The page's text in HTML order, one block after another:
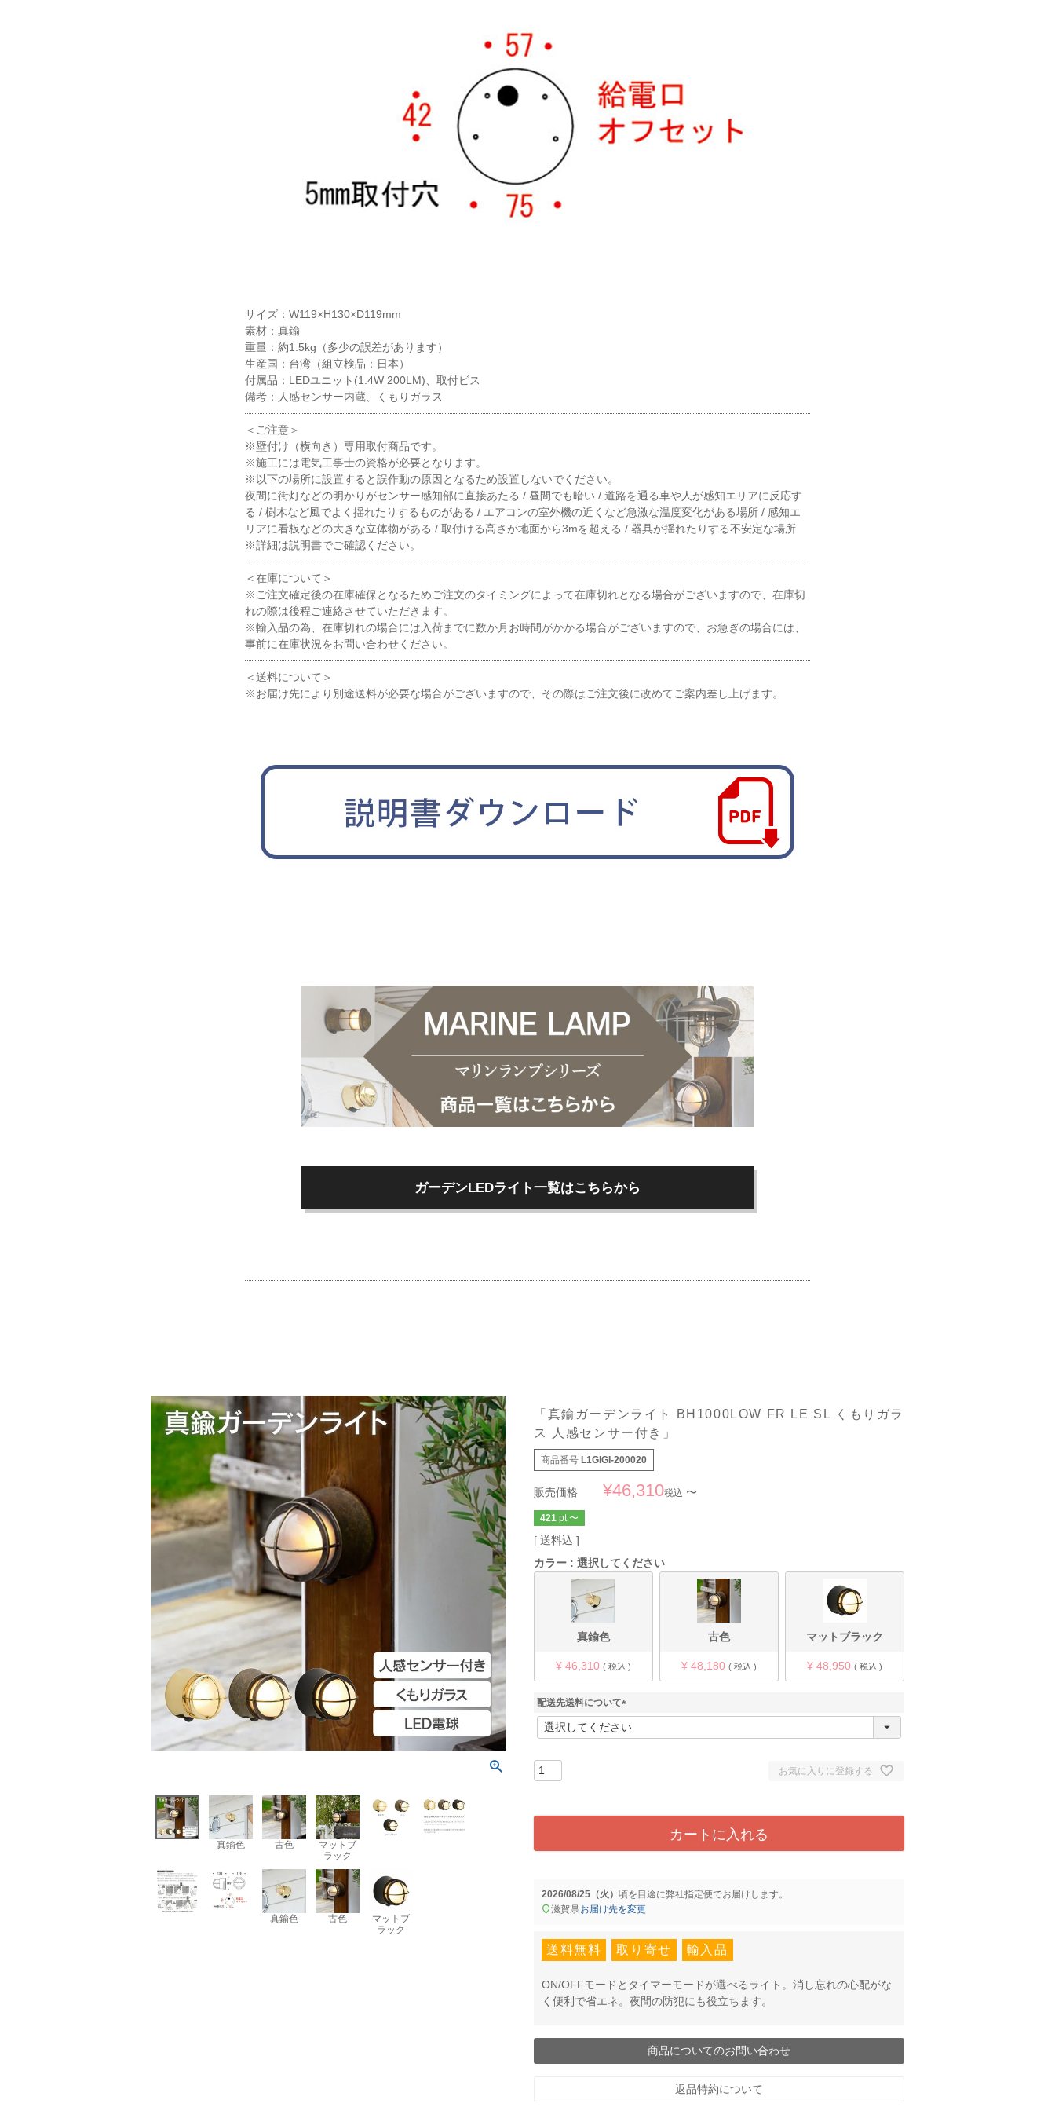
サイズ：W119×H130×D119mm
素材：真鍮
重量：約1.5kg（多少の誤差があります）
生産国：台湾（組立検品：日本）
付属品：LEDユニット(1.4W 200LM)、取付ビス
備考：人感センサー内蔵、くもりガラス
＜ご注意＞
※壁付け（横向き）専用取付商品です。
※施工には電気工事士の資格が必要となります。
※以下の場所に設置すると誤作動の原因となるため設置しないでください。
夜間に街灯などの明かりがセンサー感知部に直接あたる / 昼間でも暗い / 道路を通る車や人が感知エリアに反応す
る / 樹木など風でよく揺れたりするものがある / エアコンの室外機の近くなど急激な温度変化がある場所 / 感知エ
リアに看板などの大きな立体物がある / 取付ける高さが地面から3mを超える / 器具が揺れたりする不安定な場所
※詳細は説明書でご確認ください。
＜在庫について＞
※ご注文確定後の在庫確保となるためご注文のタイミングによって在庫切れとなる場合がございますので、在庫切
れの際は後程ご連絡させていただきます。
※輸入品の為、在庫切れの場合には入荷までに数か月お時間がかかる場合がございますので、お急ぎの場合には、
事前に在庫状況をお問い合わせください。
＜送料について＞
※お届け先により別途送料が必要な場合がございますので、その際はご注文後に改めてご案内差し上げます。
ガーデンLEDライト一覧はこちらから
真鍮色 古色
マットブ
ラック
真鍮色 古色
マットブ
ラック
「真鍮ガーデンライト BH1000LOW FR LE SL くもりガラ
ス 人感センサー付き」
商品番号 L1GIGI-200020
販売価格 ¥46,310税込 〜
421 pt 〜
送料込
カラー
選択してください
真鍮色
¥ 46,310 税込
古色
¥ 48,180 税込
マットブラック
¥ 48,950 税込
配送先送料について
(
必
お気に入りに登録する
カートに入れる
2026/08/25（火） に弊社指定便でお届けします。
滋賀県 お届け先を変更
送料無料 取り寄せ 輸入品
ON/OFFモードとタイマーモードが選べるライト。消し忘れの心配がな
く便利で省エネ。夜間の防犯にも役立ちます。
商品についてのお問い合わせ
返品特約について